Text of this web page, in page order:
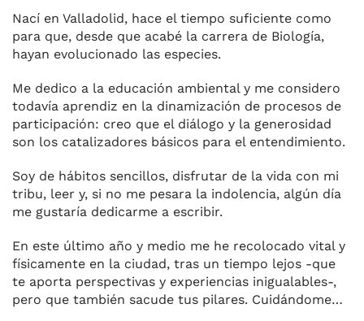
Nací en Valladolid, hace el tiempo suficiente como
para que, desde que acabé la carrera de Biología,
hayan evolucionado las especies.
Me dedico a la educación ambiental y me considero
todavía aprendiz en la dinamización de procesos de
participación: creo que el diálogo y la generosidad
son los catalizadores básicos para el entendimiento.
Soy de hábitos sencillos, disfrutar de la vida con mi
tribu, leer y, si no me pesara la indolencia, algún día
me gustaría dedicarme a escribir.
En este último año y medio me he recolocado vital y
físicamente en la ciudad, tras un tiempo lejos -que
te aporta perspectivas y experiencias inigualables-,
pero que también sacude tus pilares. Cuidándome…